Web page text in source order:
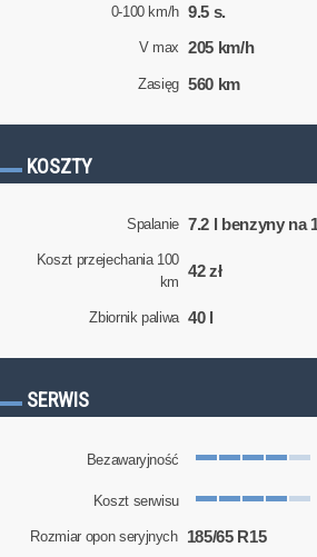
0-100 km/h 9.5 s.
V max 205 km/h
Zasięg 560 km
KOSZTY
Spalanie 7.2 l benzyny na
Koszt przejechania 100
km
42 zł
Zbiornik paliwa 40 l
SERWIS
Bezawaryjność
Koszt serwisu
Rozmiar opon seryjnych
185/65 R15